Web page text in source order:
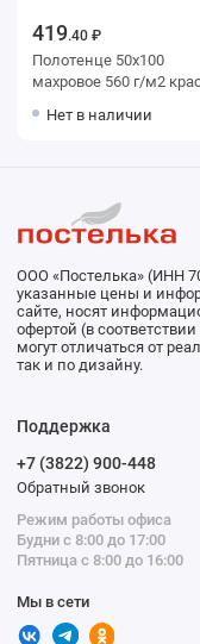
419.40 ₽
Полотенце 50х100
махровое 560 г/м2 красное
Nuova bellezza
Нет в наличии
ООО «Постелька» (ИНН
указанные цены и
сайте, носят
офертой (в
могут отличаться от
так и по дизайну.
Поддержка
+7 (3822) 900-448
Обратный звонок
Режим работы офиса
Будни с 8:00 до 17:00
Пятница с 8:00 до 16:00
Мы в сети